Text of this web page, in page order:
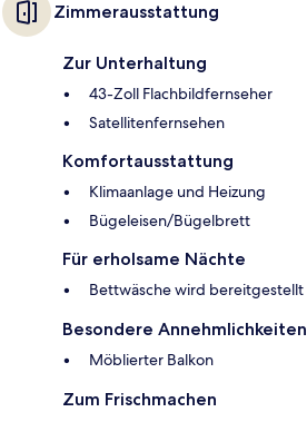
Zimmerausstattung
Zur Unterhaltung
43-Zoll Flachbildfernseher
Satellitenfernsehen
Komfortausstattung
Klimaanlage und Heizung
Bügeleisen/Bügelbrett
Für erholsame Nächte
Bettwäsche wird bereitgestellt
Besondere Annehmlichkeiten
Möblierter Balkon
Zum Frischmachen